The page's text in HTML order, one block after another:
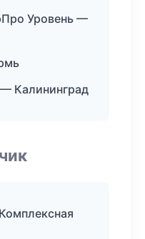
Уровень —
Калининград